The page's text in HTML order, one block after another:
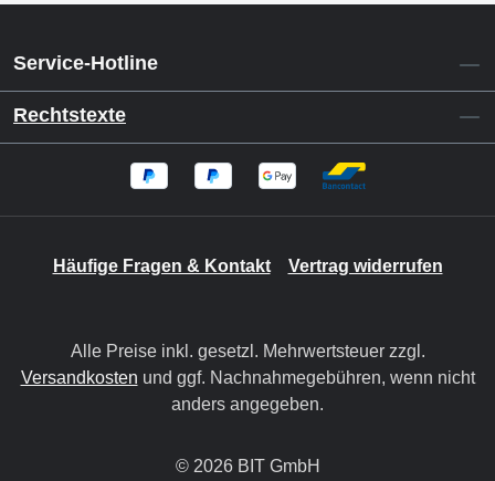
Service-Hotline
Rechtstexte
Häufige Fragen & Kontakt Vertrag widerrufen
Alle Preise inkl. gesetzl. Mehrwertsteuer zzgl.
Versandkosten und ggf. Nachnahmegebühren, wenn nicht
anders angegeben.
© 2026 BIT GmbH